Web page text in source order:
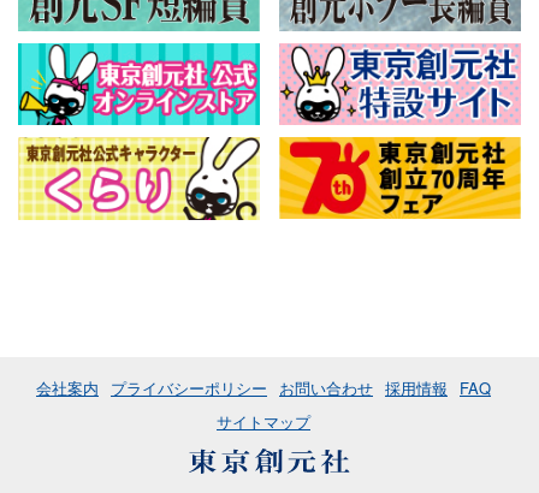
会社案内 プライバシーポリシー お問い合わせ 採用情報
FAQ
サイトマップ